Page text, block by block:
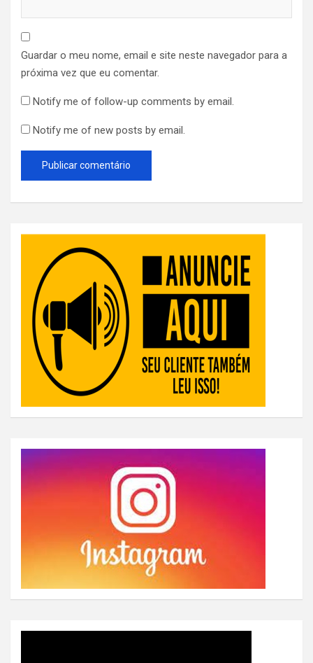
Guardar o meu nome, email e site neste navegador para a
próxima vez que eu comentar.
Notify me of follow-up comments by email.
Notify me of new posts by email.